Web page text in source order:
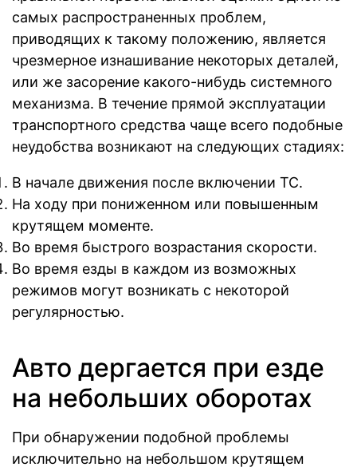
самых распространенных проблем,
приводящих к такому положению, является
чрезмерное изнашивание некоторых деталей,
или же засорение какого-нибудь системного
механизма. В течение прямой эксплуатации
транспортного средства чаще всего подобные
неудобства возникают на следующих стадиях:
В начале движения после включении ТС.
На ходу при пониженном или повышенным
крутящем моменте.
Во время быстрого возрастания скорости.
Во время езды в каждом из возможных
режимов могут возникать с некоторой
регулярностью.
Авто дергается при езде
на небольших оборотах
При обнаружении подобной проблемы
исключительно на небольшом крутящем